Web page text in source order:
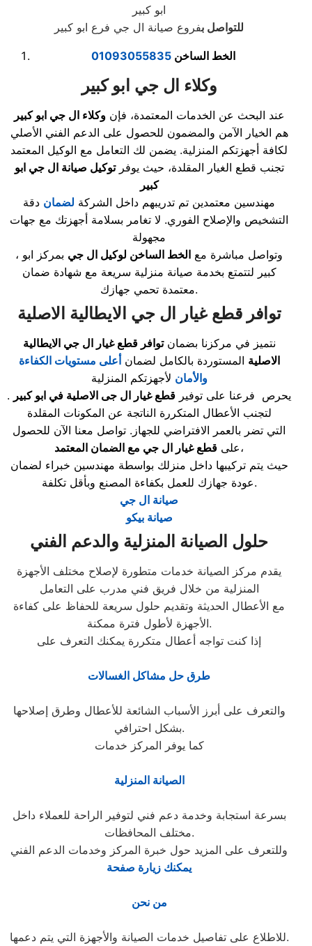
ابو كبير
للتواصل بفروع صيانة ال جي فرع ابو كبير
الخط الساخن01093055835
وكلاء ال جي ابو كبير
عند البحث عن الخدمات المعتمدة، فإنوكلاء ال جي ابو كبير
هم الخيار الآمن والمضمون للحصول على الدعم الفني الأصلي
لكافة أجهزتكم المنزلية. يضمن لك التعامل مع الوكيل المعتمد
تجنب قطع الغيار المقلدة، حيث يوفرتوكيل صيانة ال جي ابو
كبير
مهندسين معتمدين تم تدريبهم داخل الشركة لضمان دقة
التشخيص والإصلاح الفوري. لا تغامر بسلامة أجهزتك مع جهات
مجهولة
، وتواصل مباشرة مع الخط الساخن لوكيل ال جي بمركز ابو
كبير لتتمتع بخدمة صيانة منزلية سريعة مع شهادة ضمان
معتمدة تحمي جهازك.
توافر قطع غيار ال جي الايطالية الاصلية
نتميز في مركزنا بضمانتوافر قطع غيار ال جي الايطالية
الاصلية المستوردة بالكامل لضمان أعلى مستويات الكفاءة
والأمان لأجهزتكم المنزلية
. يحرص فرعنا على توفير قطع غيار ال جى الاصلية في ابو كبير
لتجنب الأعطال المتكررة الناتجة عن المكونات المقلدة
التي تضر بالعمر الافتراضي للجهاز. تواصل معنا الآن للحصول
على قطع غيار ال جي مع الضمان المعتمد
،
حيث يتم تركيبها داخل منزلك بواسطة مهندسين خبراء لضمان
عودة جهازك للعمل بكفاءة المصنع وبأقل تكلفة.
صيانة ال جي
صيانة بيكو
حلول الصيانة المنزلية والدعم الفني
يقدم مركز الصيانة خدمات متطورة لإصلاح مختلف الأجهزة
المنزلية من خلال فريق فني مدرب على التعامل
مع الأعطال الحديثة وتقديم حلول سريعة للحفاظ على كفاءة
الأجهزة لأطول فترة ممكنة.
إذا كنت تواجه أعطال متكررة يمكنك التعرف على
طرق حل مشاكل الغسالات
والتعرف على أبرز الأسباب الشائعة للأعطال وطرق إصلاحها
بشكل احترافي.
كما يوفر المركز خدمات
الصيانة المنزلية
بسرعة استجابة وخدمة دعم فني لتوفير الراحة للعملاء داخل
مختلف المحافظات.
وللتعرف على المزيد حول خبرة المركز وخدمات الدعم الفني
يمكنك زيارة صفحة
من نحن
للاطلاع على تفاصيل خدمات الصيانة والأجهزة التي يتم دعمها.